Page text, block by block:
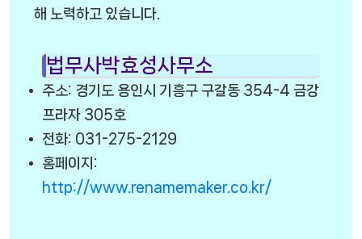
해 노력하고 있습니다.
법무사박효성사무소
주소: 경기도 용인시 기흥구 구갈동 354-4 금강
프라자 305호
전화: 031-275-2129
홈페이지:
http://www.renamemaker.co.kr/